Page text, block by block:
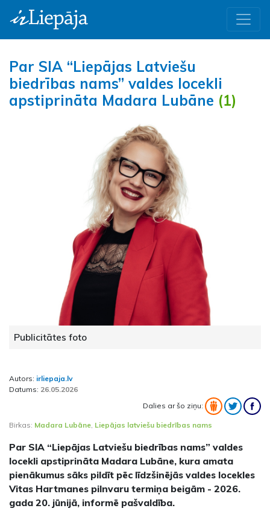
Par SIA “Liepājas Latviešu
biedrības nams” valdes locekli
apstiprināta Madara Lubāne (1)
Publicitātes foto
Autors: irliepaja.lv
Datums: 26.05.2026
Dalies ar šo ziņu:
Birkas: Madara Lubāne, Liepājas latviešu biedrības nams
Par SIA “Liepājas Latviešu biedrības nams” valdes
locekli apstiprināta Madara Lubāne, kura amata
pienākumus sāks pildīt pēc līdzšinējās valdes locekles
Vitas Hartmanes pilnvaru termiņa beigām - 2026.
gada 20. jūnijā, informē pašvaldība.